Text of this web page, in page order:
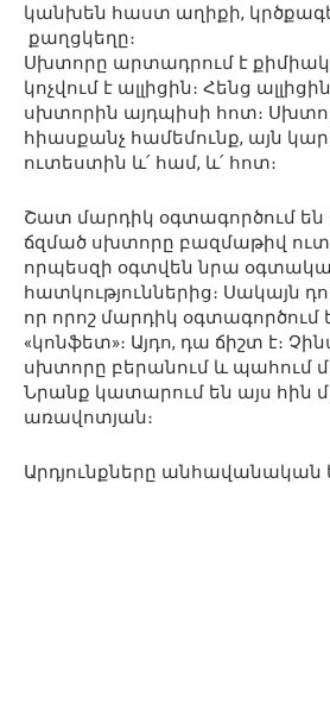
կանխեն հաստ աղիքի,
քաղցկեղը։
Սխտորը արտադրում է
կոչվում է ալլիցին։ Հենց
սխտորին այդպիսի հոտ։
հիասքանչ համեմունք, այն
ուտեստին և՛ համ, և՛ հոտ։
Շատ մարդիկ օգտագործում
ճզմած սխտորը բազմաթիվ
որպեսզի օգտվեն նրա
հատկություններից։ Սակայն
որ որոշ մարդիկ
«կոնֆետ»։ Այդո, դա ճիշտ է։
սխտորը բերանում և պահում
Նրանք կատարում են այս հին
առավոտյան։
Արդյունքները անհավանական